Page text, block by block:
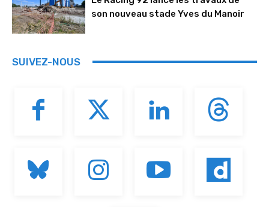
son nouveau stade Yves du Manoir
SUIVEZ-NOUS